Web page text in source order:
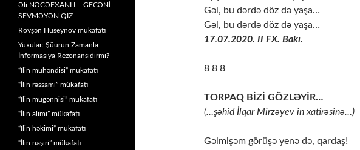
Gəl, bu dərdə döz də yaşa…
Gəl, bu dərdə döz də yaşa…
17.07.2020. II FX. Bakı.
8 8 8
TORPAQ BİZİ GÖZLƏYİR…
(…şəhid İlqar Mirzəyev in xatirəsinə…)
Gəlmişəm görüşə yenə də, qardaş!
Əli NƏCƏFXANLI – GECƏNİ
SEVMƏYƏN QIZ
Rövşən Hüseynov mükafatı
Yuxular: Şüurun Zamanla
İnformasiya Rezonansıdırmı?
“İlin mühəndisi” mükafatı
“İlin rəssamı” mükafatı
“İlin müğənnisi” mükafatı
“İlin alimi” mükafatı
“İlin həkimi” mükafatı
“İlin naşiri” mükafatı